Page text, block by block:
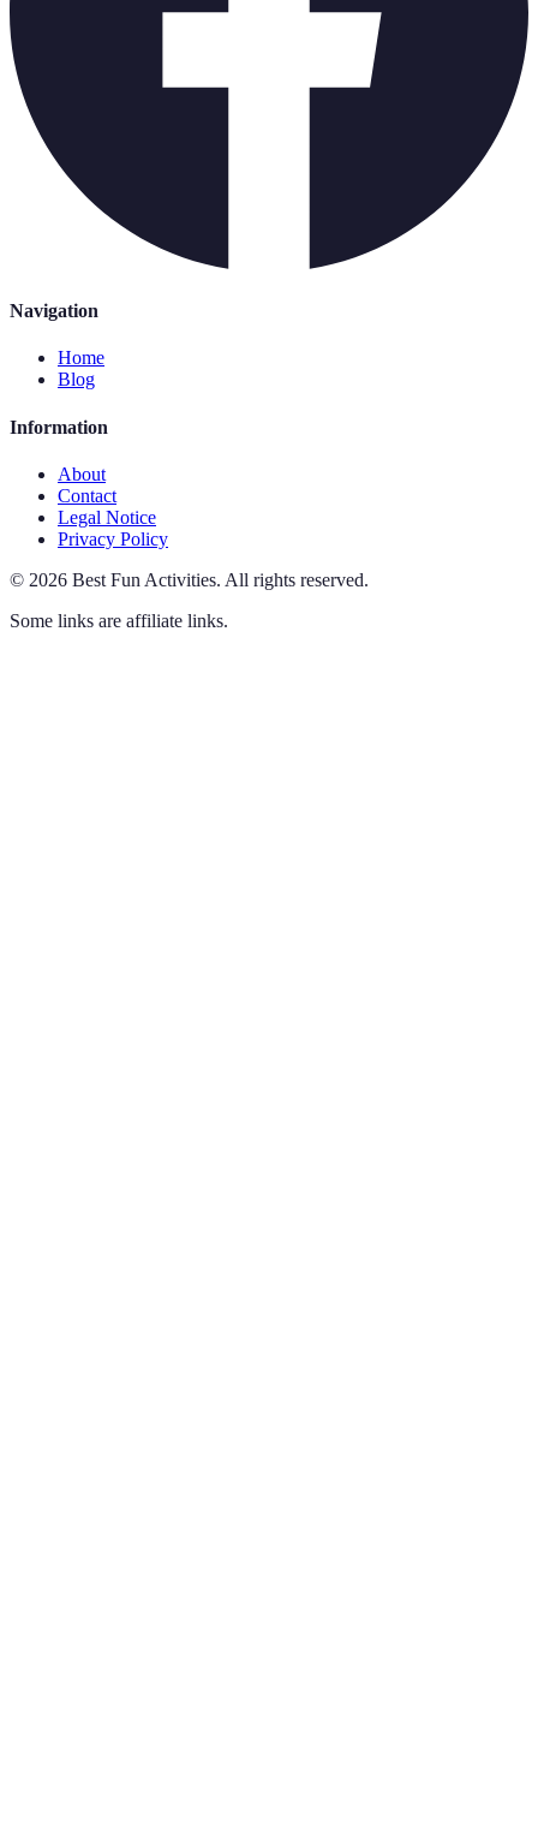
Navigation
Home
Blog
Information
About
Contact
Legal Notice
Privacy Policy
© 2026 Best Fun Activities. All rights reserved.
Some links are affiliate links.